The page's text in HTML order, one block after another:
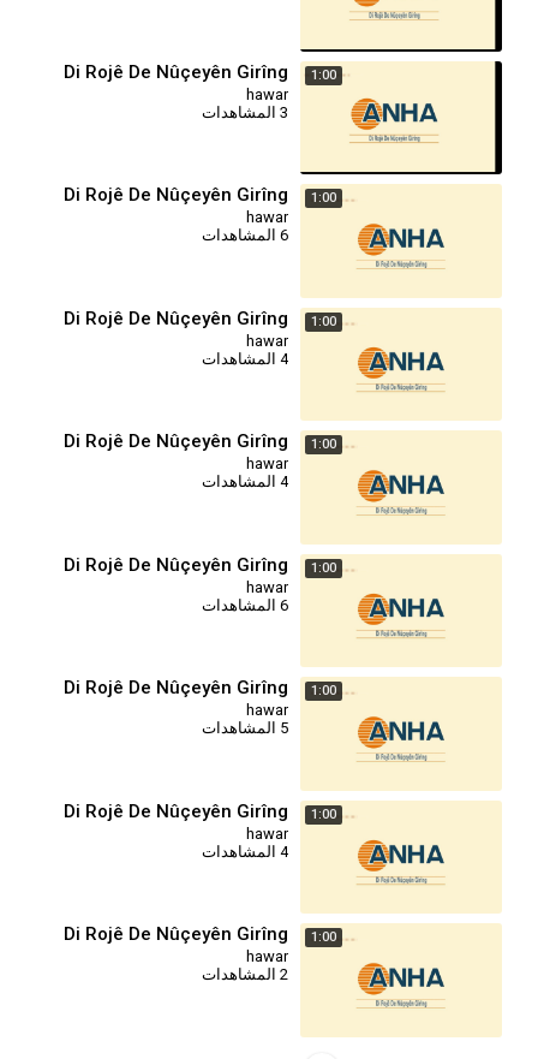
1:00
Di Rojê De Nûçeyên Girîng
hawar
1:00
Di Rojê De Nûçeyên Girîng
hawar
1:00
Di Rojê De Nûçeyên Girîng
hawar
1:00
Di Rojê De Nûçeyên Girîng
hawar
1:00
Di Rojê De Nûçeyên Girîng
hawar
1:00
Di Rojê De Nûçeyên Girîng
hawar
1:00
Di Rojê De Nûçeyên Girîng
hawar
1:00
Di Rojê De Nûçeyên Girîng
hawar